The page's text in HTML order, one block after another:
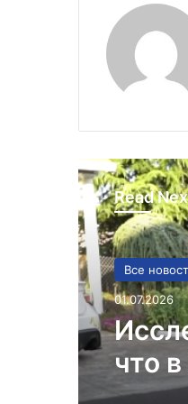
Read
Все
01.07.2026
что